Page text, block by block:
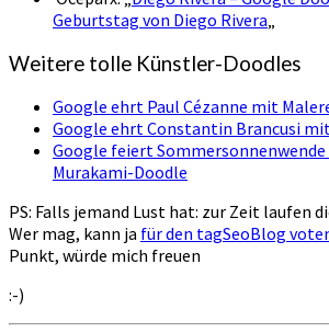
Geburtstag von Diego Rivera„
Weitere tolle Künstler-Doodles
Google ehrt Paul Cézanne mit
Google ehrt Constantin Brancusi
Google feiert Sommersonnenwende
Murakami-Doodle
PS: Falls jemand Lust hat: zur Zeit laufen
Wer mag, kann ja für den tagSeoBlog
Punkt, würde mich freuen
:-)